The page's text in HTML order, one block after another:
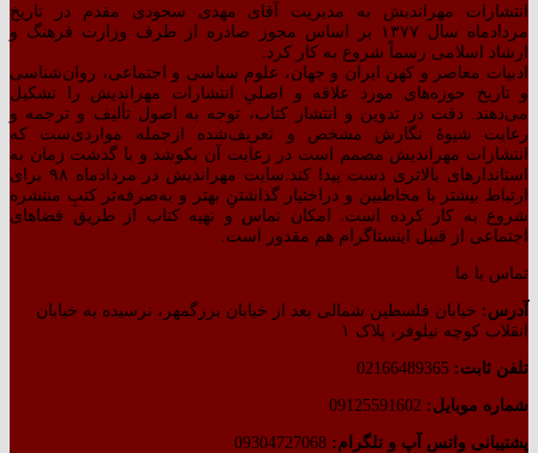
انتشارات مهراندیش به مدیریت آقای مهدی سجودی مقدم در تاریخ
مردادماه سال ۱۳۷۷ بر اساس مجوز صادره از طرف وزارت فرهنگ و
ارشاد اسلامی رسماً شروع به کار کرد.
ادبیات معاصر و کهن ایران و جهان، علوم سیاسی و اجتماعی، روان‌شناسی
و تاریخ حوزه‌های مورد علاقه و اصلیِ انتشارات مهراندیش را تشکیل
می‌دهند. دقت در تدوین و انتشار کتاب،‌ توجه به اصول تألیف و ترجمه و
رعایت شیوهٔ نگارش مشخص و تعریف‌شده ازجمله مواردی‌ست که
انتشارات مهراندیش مصمم است در رعایت آن بکوشد و با گذشت زمان به
استاندارهای بالاتری دست پیدا کند.سایت مهراندیش در مردادماه ۹۸ برای
ارتباط بیشتر با مخاطبین و دراختیار گذاشتنِ بهتر و به‌صرفه‌تر کتبِ منتشره
شروع به کار کرده است. امکان تماس و تهیه کتاب از طریق فضاهای
اجتماعی از قبیل اینستاگرام هم مقدور است.
تماس با ما
آدرس: خیابان فلسطین شمالی بعد از خیابان بزرگمهر، نرسیده به خیابان
انقلاب کوچه نیلوفر، پلاک ۱
تلفن ثابت:
شماره موبایل:
پشتیبانی واتس آپ و تلگرام: